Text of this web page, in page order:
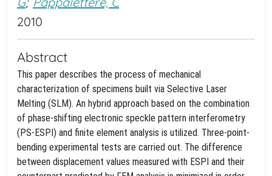
2010
Abstract
This paper describes the process of mechanical
characterization of specimens built via Selective Laser
Melting (SLM). An hybrid approach based on the combination
of phase-shifting electronic speckle pattern interferometry
(PS-ESPI) and finite element analysis is utilized. Three-point-
bending experimental tests are carried out. The difference
between displacement values measured with ESPI and their